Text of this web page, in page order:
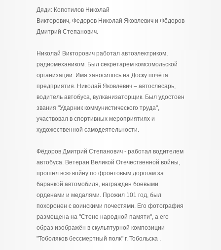
Дяди: Копотилов Николай
Викторович, Федоров Николай Яковлевич и Фёдоров
Дмитрий Степанович.
Николай Викторович работал автоэлектриком,
радиомехаником. Был секретарем комсомольской
организации. Имя заносилось на Доску почёта
предприятия. Николай Яковлевич – автослесарь,
водитель автобуса, вулканизаторщик. Был удостоен
звания "Ударник коммунистического труда",
участвовал в спортивных мероприятиях и
художественной самодеятельности.
Фёдоров Дмитрий Степанович - работал водителем
автобуса. Ветеран Великой Отечественной войны,
прошёл всю войну по фронтовым дорогам за
баранкой автомобиля, награжден боевыми
орденами и медалями. Прожил 101 год, был
похоронен с воинскими почестями. Его фотография
размещена на "Стене народной памяти", а его
образ изображён в скульптурной композиции
"Тоболяков бессмертный полк" г. Тобольска .